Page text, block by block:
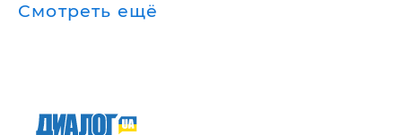
Смотреть ещё